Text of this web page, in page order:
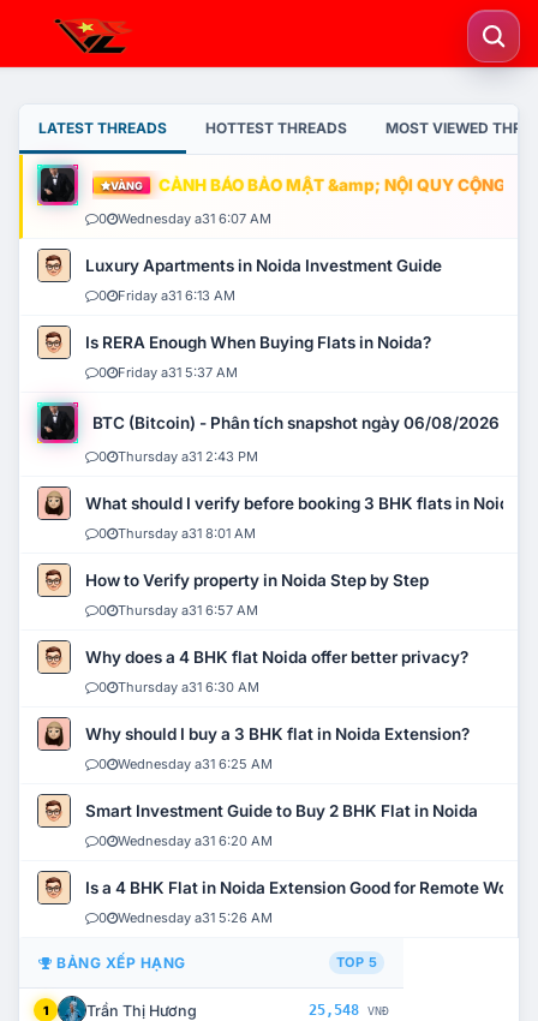
LATEST THREADS HOTTEST THREADS MOST VIEWED
VÀNG CẢNH BÁO BẢO MẬT &amp; NỘI QUY CỘNG
0 Wednesday a31 6:07 AM
Luxury Apartments in Noida Investment Guide
0 Friday a31 6:13 AM
Is RERA Enough When Buying Flats in Noida?
0 Friday a31 5:37 AM
BTC (Bitcoin) - Phân tích snapshot ngày 06/08/2026
0 Thursday a31 2:43 PM
What should I verify before booking 3 BHK flats in Noida?
0 Thursday a31 8:01 AM
How to Verify property in Noida Step by Step
0 Thursday a31 6:57 AM
Why does a 4 BHK flat Noida offer better privacy?
0 Thursday a31 6:30 AM
Why should I buy a 3 BHK flat in Noida Extension?
0 Wednesday a31 6:25 AM
Smart Investment Guide to Buy 2 BHK Flat in Noida
0 Wednesday a31 6:20 AM
Is a 4 BHK Flat in Noida Extension Good for Remote Work?
0 Wednesday a31 5:26 AM
BẢNG XẾP HẠNG TOP 5
1 Trần Thị Hương 25,548 VNĐ